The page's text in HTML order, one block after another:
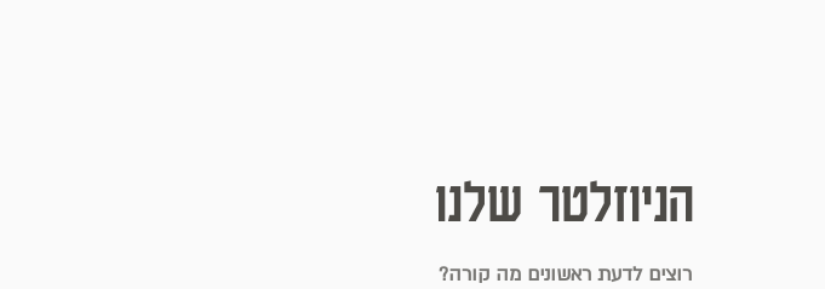
הניוזלטר שלנו
רוצים לדעת ראשונים מה קורה?